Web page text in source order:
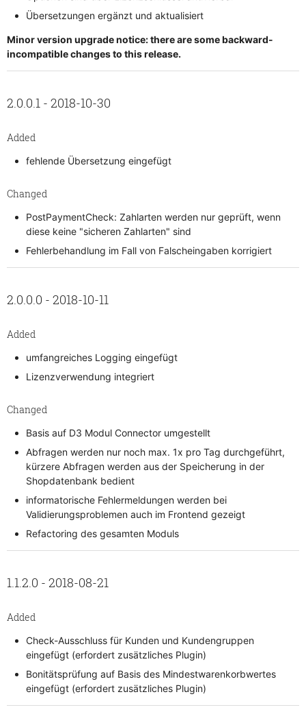
Übersetzungen ergänzt und aktualisiert
Minor version upgrade notice: there are some backward-
incompatible changes to this release.
2.0.0.1 - 2018-10-30
Added
fehlende Übersetzung eingefügt
Changed
PostPaymentCheck: Zahlarten werden nur geprüft, wenn
diese keine "sicheren Zahlarten" sind
Fehlerbehandlung im Fall von Falscheingaben korrigiert
2.0.0.0 - 2018-10-11
Added
umfangreiches Logging eingefügt
Lizenzverwendung integriert
Changed
Basis auf D3 Modul Connector umgestellt
Abfragen werden nur noch max. 1x pro Tag durchgeführt,
kürzere Abfragen werden aus der Speicherung in der
Shopdatenbank bedient
informatorische Fehlermeldungen werden bei
Validierungsproblemen auch im Frontend gezeigt
Refactoring des gesamten Moduls
1.1.2.0 - 2018-08-21
Added
Check-Ausschluss für Kunden und Kundengruppen
eingefügt (erfordert zusätzliches Plugin)
Bonitätsprüfung auf Basis des Mindestwarenkorbwertes
eingefügt (erfordert zusätzliches Plugin)